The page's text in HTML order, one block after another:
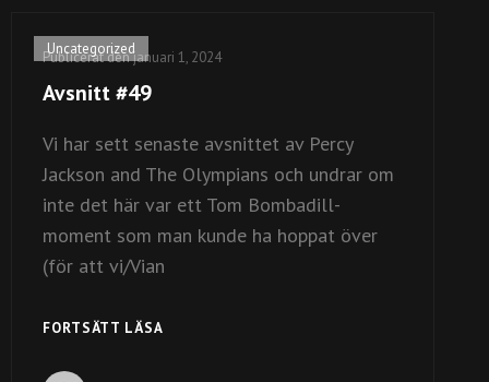
Kategorilänkar
Uncategorized
Publicerat denjanuari 1, 2024
Avsnitt #49
Vi har sett senaste avsnittet av Percy
Jackson and The Olympians och undrar om
inte det här var ett Tom Bombadill-
moment som man kunde ha hoppat över
(för att vi/Vian
FORTSÄTT LÄSAAVSNITT